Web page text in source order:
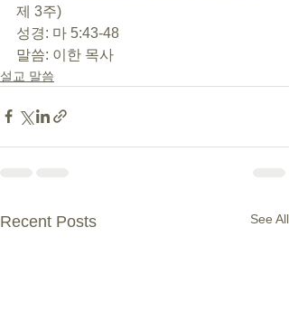
제 3주)
성경: 마 5:43-48
말씀: 이한 목사
설교 말씀
Recent Posts See All